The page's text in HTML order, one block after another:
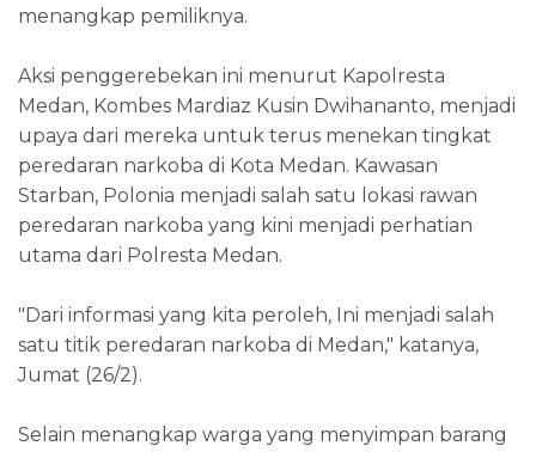
menangkap pemiliknya.
Aksi penggerebekan ini menurut Kapolresta
Medan, Kombes Mardiaz Kusin Dwihananto, menjadi
upaya dari mereka untuk terus menekan tingkat
peredaran narkoba di Kota Medan. Kawasan
Starban, Polonia menjadi salah satu lokasi rawan
peredaran narkoba yang kini menjadi perhatian
utama dari Polresta Medan.
"Dari informasi yang kita peroleh, Ini menjadi salah
satu titik peredaran narkoba di Medan," katanya,
Jumat (26/2).
Selain menangkap warga yang menyimpan barang